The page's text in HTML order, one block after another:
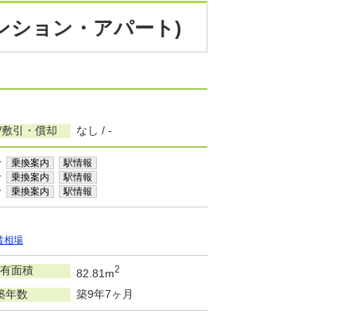
ション・アパート)
引・償却 なし / -
乗換案内 駅情報
乗換案内 駅情報
乗換案内 駅情報
相場
面積 82.81m2
年数 築9年7ヶ月